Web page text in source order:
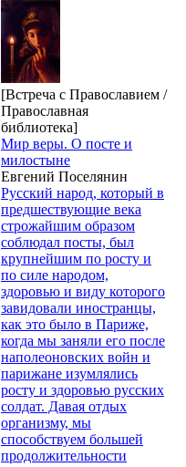
[Встреча с Православием /
Православная
библиотека]
Мир веры. О посте и
милостыне
Евгений Поселянин
Русский народ, который в
предшествующие века
строжайшим образом
соблюдал посты, был
крупнейшим по росту и
по силе народом,
здоровью и виду которого
завидовали иностранцы,
как это было в Париже,
когда мы заняли его после
наполеоновских войн и
парижане изумлялись
росту и здоровью русских
солдат. Давая отдых
организму, мы
способствуем большей
продолжительности